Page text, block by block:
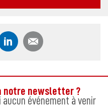
ce contenu sur Facebook
Partager ce contenu sur Twitter
Partager ce contenu
notre newsletter ?
événement à venir